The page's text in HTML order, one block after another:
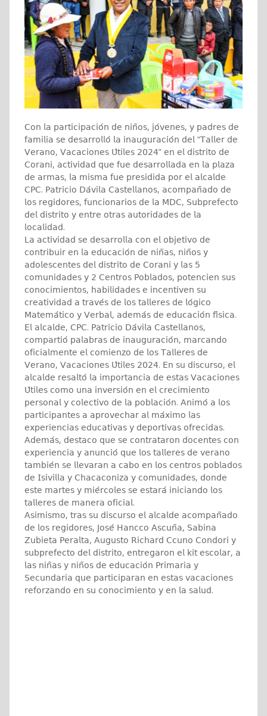
𝖢𝗈𝗇 𝗅𝖺 𝗉𝖺𝗋𝗍𝗂𝖼𝗂𝗉𝖺𝖼𝗂𝗈́𝗇 𝖽𝖾 𝗇𝗂𝗇̃𝗈𝗌, 𝗃𝗈́𝗏𝖾𝗇𝖾𝗌, 𝗒 𝗉𝖺𝖽𝗋𝖾𝗌 𝖽𝖾
𝖿𝖺𝗆𝗂𝗅𝗂𝖺 𝗌𝖾 𝖽𝖾𝗌𝖺𝗋𝗋𝗈𝗅𝗅𝗈́ 𝗅𝖺 𝗂𝗇𝖺𝗎𝗀𝗎𝗋𝖺𝖼𝗂𝗈́𝗇 𝖽𝖾𝗅 “𝖳𝖺𝗅𝗅𝖾𝗋 𝖽𝖾
𝖵𝖾𝗋𝖺𝗇𝗈, 𝖵𝖺𝖼𝖺𝖼𝗂𝗈𝗇𝖾𝗌 𝖴́𝗍𝗂𝗅𝖾𝗌 𝟤𝟢𝟤𝟦” 𝖾𝗇 𝖾𝗅 𝖽𝗂𝗌𝗍𝗋𝗂𝗍𝗈 𝖽𝖾
𝖢𝗈𝗋𝖺𝗇𝗂, 𝖺𝖼𝗍𝗂𝗏𝗂𝖽𝖺𝖽 𝗊𝗎𝖾 𝖿𝗎𝖾 𝖽𝖾𝗌𝖺𝗋𝗋𝗈𝗅𝗅𝖺𝖽𝖺 𝖾𝗇 𝗅𝖺 𝗉𝗅𝖺𝗓𝖺
𝖽𝖾 𝖺𝗋𝗆𝖺𝗌, 𝗅𝖺 𝗆𝗂𝗌𝗆𝖺 𝖿𝗎𝖾 𝗉𝗋𝖾𝗌𝗂𝖽𝗂𝖽𝖺 𝗉𝗈𝗋 𝖾𝗅 𝖺𝗅𝖼𝖺𝗅𝖽𝖾
𝖢𝖯𝖢. 𝖯𝖺𝗍𝗋𝗂𝖼𝗂𝗈 𝖣𝖺́𝗏𝗂𝗅𝖺 𝖢𝖺𝗌𝗍𝖾𝗅𝗅𝖺𝗇𝗈𝗌, 𝖺𝖼𝗈𝗆𝗉𝖺𝗇̃𝖺𝖽𝗈 𝖽𝖾
𝗅𝗈𝗌 𝗋𝖾𝗀𝗂𝖽𝗈𝗋𝖾𝗌, 𝖿𝗎𝗇𝖼𝗂𝗈𝗇𝖺𝗋𝗂𝗈𝗌 𝖽𝖾 𝗅𝖺 𝖬𝖣𝖢, 𝖲𝗎𝖻𝗉𝗋𝖾𝖿𝖾𝖼𝗍𝗈
𝖽𝖾𝗅 𝖽𝗂𝗌𝗍𝗋𝗂𝗍𝗈 𝗒 𝖾𝗇𝗍𝗋𝖾 𝗈𝗍𝗋𝖺𝗌 𝖺𝗎𝗍𝗈𝗋𝗂𝖽𝖺𝖽𝖾𝗌 𝖽𝖾 𝗅𝖺
𝗅𝗈𝖼𝖺𝗅𝗂𝖽𝖺𝖽.
𝖫𝖺 𝖺𝖼𝗍𝗂𝗏𝗂𝖽𝖺𝖽 𝗌𝖾 𝖽𝖾𝗌𝖺𝗋𝗋𝗈𝗅𝗅𝖺 𝖼𝗈𝗇 𝖾𝗅 𝗈𝖻𝗃𝖾𝗍𝗂𝗏𝗈 𝖽𝖾
𝖼𝗈𝗇𝗍𝗋𝗂𝖻𝗎𝗂𝗋 𝖾𝗇 𝗅𝖺 𝖾𝖽𝗎𝖼𝖺𝖼𝗂𝗈́𝗇 𝖽𝖾 𝗇𝗂𝗇̃𝖺𝗌, 𝗇𝗂𝗇̃𝗈𝗌 𝗒
𝖺𝖽𝗈𝗅𝖾𝗌𝖼𝖾𝗇𝗍𝖾𝗌 𝖽𝖾𝗅 𝖽𝗂𝗌𝗍𝗋𝗂𝗍𝗈 𝖽𝖾 𝖢𝗈𝗋𝖺𝗇𝗂 𝗒 𝗅𝖺𝗌 𝟧
𝖼𝗈𝗆𝗎𝗇𝗂𝖽𝖺𝖽𝖾𝗌 𝗒 𝟤 𝖢𝖾𝗇𝗍𝗋𝗈𝗌 𝖯𝗈𝖻𝗅𝖺𝖽𝗈𝗌, 𝗉𝗈𝗍𝖾𝗇𝖼𝗂𝖾𝗇 𝗌𝗎𝗌
𝖼𝗈𝗇𝗈𝖼𝗂𝗆𝗂𝖾𝗇𝗍𝗈𝗌, 𝗁𝖺𝖻𝗂𝗅𝗂𝖽𝖺𝖽𝖾𝗌 𝖾 𝗂𝗇𝖼𝖾𝗇𝗍𝗂𝗏𝖾𝗇 𝗌𝗎
𝖼𝗋𝖾𝖺𝗍𝗂𝗏𝗂𝖽𝖺𝖽 𝖺 𝗍𝗋𝖺𝗏𝖾́𝗌 𝖽𝖾 𝗅𝗈𝗌 𝗍𝖺𝗅𝗅𝖾𝗋𝖾𝗌 𝖽𝖾 𝗅𝗈́𝗀𝗂𝖼𝗈
𝖬𝖺𝗍𝖾𝗆𝖺́𝗍𝗂𝖼𝗈 𝗒 𝖵𝖾𝗋𝖻𝖺𝗅, 𝖺𝖽𝖾𝗆𝖺́𝗌 𝖽𝖾 𝖾𝖽𝗎𝖼𝖺𝖼𝗂𝗈́𝗇 𝖿𝗂́𝗌𝗂𝖼𝖺.
𝖤𝗅 𝖺𝗅𝖼𝖺𝗅𝖽𝖾, 𝖢𝖯𝖢. 𝖯𝖺𝗍𝗋𝗂𝖼𝗂𝗈 𝖣𝖺́𝗏𝗂𝗅𝖺 𝖢𝖺𝗌𝗍𝖾𝗅𝗅𝖺𝗇𝗈𝗌,
𝖼𝗈𝗆𝗉𝖺𝗋𝗍𝗂𝗈́ 𝗉𝖺𝗅𝖺𝖻𝗋𝖺𝗌 𝖽𝖾 𝗂𝗇𝖺𝗎𝗀𝗎𝗋𝖺𝖼𝗂𝗈́𝗇, 𝗆𝖺𝗋𝖼𝖺𝗇𝖽𝗈
𝗈𝖿𝗂𝖼𝗂𝖺𝗅𝗆𝖾𝗇𝗍𝖾 𝖾𝗅 𝖼𝗈𝗆𝗂𝖾𝗇𝗓𝗈 𝖽𝖾 𝗅𝗈𝗌 𝖳𝖺𝗅𝗅𝖾𝗋𝖾𝗌 𝖽𝖾
𝖵𝖾𝗋𝖺𝗇𝗈, 𝖵𝖺𝖼𝖺𝖼𝗂𝗈𝗇𝖾𝗌 𝖴́𝗍𝗂𝗅𝖾𝗌 𝟤𝟢𝟤𝟦. 𝖤𝗇 𝗌𝗎 𝖽𝗂𝗌𝖼𝗎𝗋𝗌𝗈, 𝖾𝗅
𝖺𝗅𝖼𝖺𝗅𝖽𝖾 𝗋𝖾𝗌𝖺𝗅𝗍𝗈́ 𝗅𝖺 𝗂𝗆𝗉𝗈𝗋𝗍𝖺𝗇𝖼𝗂𝖺 𝖽𝖾 𝖾𝗌𝗍𝖺𝗌 𝖵𝖺𝖼𝖺𝖼𝗂𝗈𝗇𝖾𝗌
𝖴́𝗍𝗂𝗅𝖾𝗌 𝖼𝗈𝗆𝗈 𝗎𝗇𝖺 𝗂𝗇𝗏𝖾𝗋𝗌𝗂𝗈́𝗇 𝖾𝗇 𝖾𝗅 𝖼𝗋𝖾𝖼𝗂𝗆𝗂𝖾𝗇𝗍𝗈
𝗉𝖾𝗋𝗌𝗈𝗇𝖺𝗅 𝗒 𝖼𝗈𝗅𝖾𝖼𝗍𝗂𝗏𝗈 𝖽𝖾 𝗅𝖺 𝗉𝗈𝖻𝗅𝖺𝖼𝗂𝗈́𝗇. 𝖠𝗇𝗂𝗆𝗈́ 𝖺 𝗅𝗈𝗌
𝗉𝖺𝗋𝗍𝗂𝖼𝗂𝗉𝖺𝗇𝗍𝖾𝗌 𝖺 𝖺𝗉𝗋𝗈𝗏𝖾𝖼𝗁𝖺𝗋 𝖺𝗅 𝗆𝖺́𝗑𝗂𝗆𝗈 𝗅𝖺𝗌
𝖾𝗑𝗉𝖾𝗋𝗂𝖾𝗇𝖼𝗂𝖺𝗌 𝖾𝖽𝗎𝖼𝖺𝗍𝗂𝗏𝖺𝗌 𝗒 𝖽𝖾𝗉𝗈𝗋𝗍𝗂𝗏𝖺𝗌 𝗈𝖿𝗋𝖾𝖼𝗂𝖽𝖺𝗌.
𝖠𝖽𝖾𝗆𝖺́𝗌, 𝖽𝖾𝗌𝗍𝖺𝖼𝗈 𝗊𝗎𝖾 𝗌𝖾 𝖼𝗈𝗇𝗍𝗋𝖺𝗍𝖺𝗋𝗈𝗇 𝖽𝗈𝖼𝖾𝗇𝗍𝖾𝗌 𝖼𝗈𝗇
𝖾𝗑𝗉𝖾𝗋𝗂𝖾𝗇𝖼𝗂𝖺 𝗒 𝖺𝗇𝗎𝗇𝖼𝗂𝗈́ 𝗊𝗎𝖾 𝗅𝗈𝗌 𝗍𝖺𝗅𝗅𝖾𝗋𝖾𝗌 𝖽𝖾 𝗏𝖾𝗋𝖺𝗇𝗈
𝗍𝖺𝗆𝖻𝗂𝖾́𝗇 𝗌𝖾 𝗅𝗅𝖾𝗏𝖺𝗋𝖺𝗇 𝖺 𝖼𝖺𝖻𝗈 𝖾𝗇 𝗅𝗈𝗌 𝖼𝖾𝗇𝗍𝗋𝗈𝗌 𝗉𝗈𝖻𝗅𝖺𝖽𝗈𝗌
𝖽𝖾 𝖨𝗌𝗂𝗏𝗂𝗅𝗅𝖺 𝗒 𝖢𝗁𝖺𝖼𝖺𝖼𝗈𝗇𝗂𝗓𝖺 𝗒 𝖼𝗈𝗆𝗎𝗇𝗂𝖽𝖺𝖽𝖾𝗌, 𝖽𝗈𝗇𝖽𝖾
𝖾𝗌𝗍𝖾 𝗆𝖺𝗋𝗍𝖾𝗌 𝗒 𝗆𝗂𝖾́𝗋𝖼𝗈𝗅𝖾𝗌 𝗌𝖾 𝖾𝗌𝗍𝖺𝗋𝖺́ 𝗂𝗇𝗂𝖼𝗂𝖺𝗇𝖽𝗈 𝗅𝗈𝗌
𝗍𝖺𝗅𝗅𝖾𝗋𝖾𝗌 𝖽𝖾 𝗆𝖺𝗇𝖾𝗋𝖺 𝗈𝖿𝗂𝖼𝗂𝖺𝗅.
𝖠𝗌𝗂𝗆𝗂𝗌𝗆𝗈, 𝗍𝗋𝖺𝗌 𝗌𝗎 𝖽𝗂𝗌𝖼𝗎𝗋𝗌𝗈 𝖾𝗅 𝖺𝗅𝖼𝖺𝗅𝖽𝖾 𝖺𝖼𝗈𝗆𝗉𝖺𝗇̃𝖺𝖽𝗈
𝖽𝖾 𝗅𝗈𝗌 𝗋𝖾𝗀𝗂𝖽𝗈𝗋𝖾𝗌, 𝖩𝗈𝗌𝖾́ 𝖧𝖺𝗇𝖼𝖼𝗈 𝖠𝗌𝖼𝗎𝗇̃𝖺, 𝖲𝖺𝖻𝗂𝗇𝖺
𝖹𝗎𝖻𝗂𝖾𝗍𝖺 𝖯𝖾𝗋𝖺𝗅𝗍𝖺, 𝖠𝗎𝗀𝗎𝗌𝗍𝗈 𝖱𝗂𝖼𝗁𝖺𝗋𝖽 𝖢𝖼𝗎𝗇𝗈 𝖢𝗈𝗇𝖽𝗈𝗋𝗂 𝗒
𝗌𝗎𝖻𝗉𝗋𝖾𝖿𝖾𝖼𝗍𝗈 𝖽𝖾𝗅 𝖽𝗂𝗌𝗍𝗋𝗂𝗍𝗈, 𝖾𝗇𝗍𝗋𝖾𝗀𝖺𝗋𝗈𝗇 𝖾𝗅 𝗄𝗂𝗍 𝖾𝗌𝖼𝗈𝗅𝖺𝗋, 𝖺
𝗅𝖺𝗌 𝗇𝗂𝗇̃𝖺𝗌 𝗒 𝗇𝗂𝗇̃𝗈𝗌 𝖽𝖾 𝖾𝖽𝗎𝖼𝖺𝖼𝗂𝗈́𝗇 𝖯𝗋𝗂𝗆𝖺𝗋𝗂𝖺 𝗒
𝖲𝖾𝖼𝗎𝗇𝖽𝖺𝗋𝗂𝖺 𝗊𝗎𝖾 𝗉𝖺𝗋𝗍𝗂𝖼𝗂𝗉𝖺𝗋𝖺𝗇 𝖾𝗇 𝖾𝗌𝗍𝖺𝗌 𝗏𝖺𝖼𝖺𝖼𝗂𝗈𝗇𝖾𝗌
𝗋𝖾𝖿𝗈𝗋𝗓𝖺𝗇𝖽𝗈 𝖾𝗇 𝗌𝗎 𝖼𝗈𝗇𝗈𝖼𝗂𝗆𝗂𝖾𝗇𝗍𝗈 𝗒 𝖾𝗇 𝗅𝖺 𝗌𝖺𝗅𝗎𝖽.